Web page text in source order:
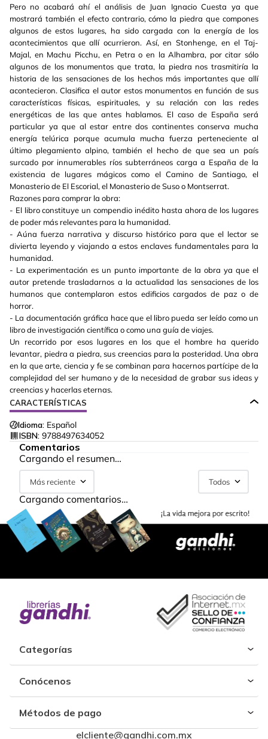
Pero no acabará ahí el análisis de Juan Ignacio Cuesta ya que
mostrará también el efecto contrario, cómo la piedra que compones
algunos de estos lugares, ha sido cargada con la energía de los
acontecimientos que allí ocurrieron. Así, en Stonhenge, en el Taj-
Majal, en Machu Picchu, en Petra o en la Alhambra, por citar sólo
algunos de los monumentos que trata, la piedra nos trasmitiría la
historia de las sensaciones de los hechos más importantes que allí
acontecieron. Clasifica el autor estos monumentos en función de sus
características físicas, espirituales, y su relación con las redes
energéticas de las que antes hablamos. El caso de España será
particular ya que al estar entre dos continentes conserva mucha
energía telúrica porque acumula mucha fuerza perteneciente al
último plegamiento alpino, también el hecho de que sea un país
surcado por innumerables ríos subterráneos carga a España de la
existencia de lugares mágicos como el Camino de Santiago, el
Monasterio de El Escorial, el Monasterio de Suso o Montserrat.
Razones para comprar la obra:
- El libro constituye un compendio inédito hasta ahora de los lugares
de poder más relevantes para la humanidad.
- Aúna fuerza narrativa y discurso histórico para que el lector se
divierta leyendo y viajando a estos enclaves fundamentales para la
humanidad.
- La experimentación es un punto importante de la obra ya que el
autor pretende trasladarnos a la actualidad las sensaciones de los
humanos que contemplaron estos edificios cargados de paz o de
horror.
- La documentación gráfica hace que el libro pueda ser leído como un
libro de investigación científica o como una guía de viajes.
Un recorrido por esos lugares en los que el hombre ha querido
levantar, piedra a piedra, sus creencias para la posteridad. Una obra
en la que arte, ciencia y fe se combinan para hacernos partícipe de la
complejidad del ser humano y de la necesidad de grabar sus ideas y
creencias y hacerlas eternas.
CARACTERÍSTICAS
Idioma: Español
ISBN: 9788497634052
Comentarios
Cargando el resumen…
Más reciente Todos
Cargando comentarios…
Categorías
Conócenos
Métodos de pago
elcliente@gandhi.com.mx